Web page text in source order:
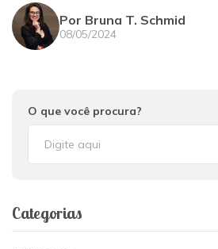
Por Bruna T. Schmid
08/05/2024
O que você procura?
Categorias